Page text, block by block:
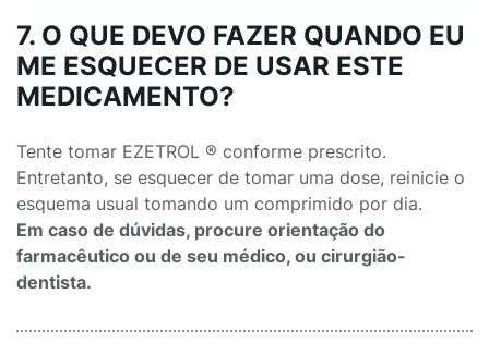
7. O QUE DEVO FAZER QUANDO EU
ME ESQUECER DE USAR ESTE
MEDICAMENTO?
Tente tomar EZETROL ® conforme prescrito.
Entretanto, se esquecer de tomar uma dose, reinicie o
esquema usual tomando um comprimido por dia.
Em caso de dúvidas, procure orientação do
farmacêutico ou de seu médico, ou cirurgião-
dentista.